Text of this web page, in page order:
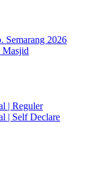
Semarang 2026
| Reguler
| Self Declare